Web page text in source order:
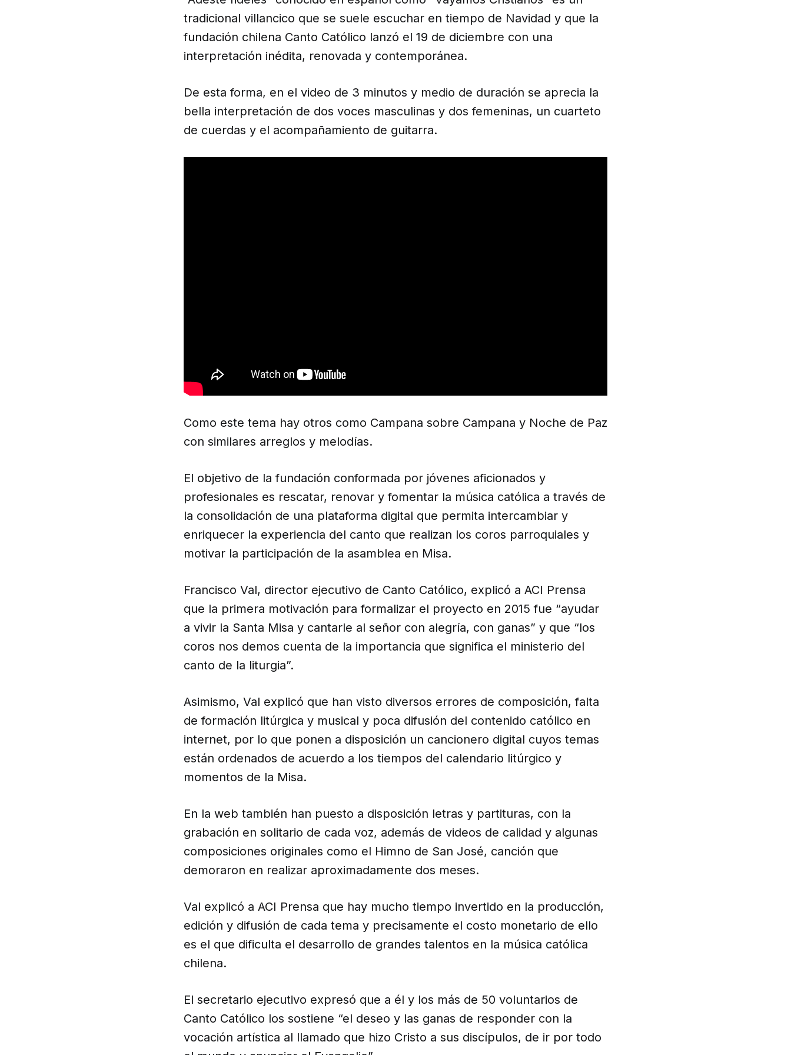
tradicional villancico que se suele escuchar en tiempo de Navidad y que la
fundación chilena Canto Católico lanzó el 19 de diciembre con una
interpretación inédita, renovada y contemporánea.
De esta forma, en el video de 3 minutos y medio de duración se aprecia la
bella interpretación de dos voces masculinas y dos femeninas, un cuarteto
de cuerdas y el acompañamiento de guitarra.
Como este tema hay otros como Campana sobre Campana y Noche de Paz
con similares arreglos y melodías.
El objetivo de la fundación conformada por jóvenes aficionados y
profesionales es rescatar, renovar y fomentar la música católica a través de
la consolidación de una plataforma digital que permita intercambiar y
enriquecer la experiencia del canto que realizan los coros parroquiales y
motivar la participación de la asamblea en Misa.
Francisco Val, director ejecutivo de Canto Católico, explicó a ACI Prensa
que la primera motivación para formalizar el proyecto en 2015 fue “ayudar
a vivir la Santa Misa y cantarle al señor con alegría, con ganas” y que “los
coros nos demos cuenta de la importancia que significa el ministerio del
canto de la liturgia”.
Asimismo, Val explicó que han visto diversos errores de composición, falta
de formación litúrgica y musical y poca difusión del contenido católico en
internet, por lo que ponen a disposición un cancionero digital cuyos temas
están ordenados de acuerdo a los tiempos del calendario litúrgico y
momentos de la Misa.
En la web también han puesto a disposición letras y partituras, con la
grabación en solitario de cada voz, además de videos de calidad y algunas
composiciones originales como el Himno de San José, canción que
demoraron en realizar aproximadamente dos meses.
Val explicó a ACI Prensa que hay mucho tiempo invertido en la producción,
edición y difusión de cada tema y precisamente el costo monetario de ello
es el que dificulta el desarrollo de grandes talentos en la música católica
chilena.
El secretario ejecutivo expresó que a él y los más de 50 voluntarios de
Canto Católico los sostiene “el deseo y las ganas de responder con la
vocación artística al llamado que hizo Cristo a sus discípulos, de ir por todo